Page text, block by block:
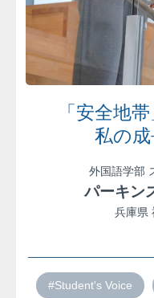
「安全地
私の
外国語学部
パーキン
兵庫県
#Student's Voice